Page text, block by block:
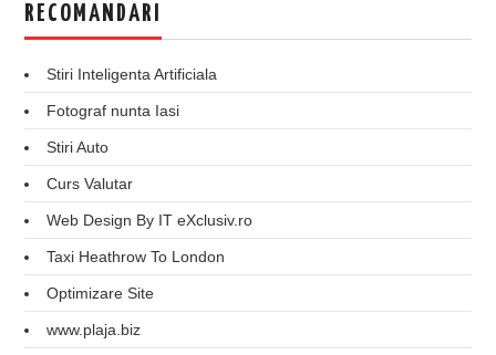
RECOMANDARI
Stiri Inteligenta Artificiala
Fotograf nunta Iasi
Stiri Auto
Curs Valutar
Web Design By IT eXclusiv.ro
Taxi Heathrow To London
Optimizare Site
www.plaja.biz